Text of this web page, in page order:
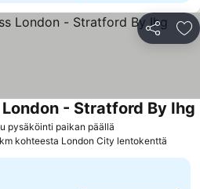
Jaa
pysäköinti paikan päällä
- Stratford By Ihg
km kohteesta London City lentokenttä